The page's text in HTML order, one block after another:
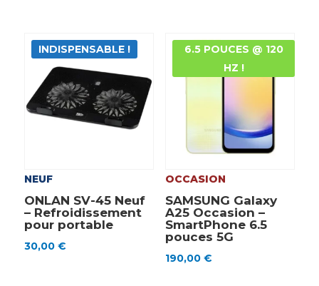
INDISPENSABLE !
NEUF
ONLAN SV-45 Neuf
– Refroidissement
pour portable
30,00 €
6.5 POUCES @ 120
HZ !
OCCASION
SAMSUNG Galaxy
A25 Occasion –
SmartPhone 6.5
pouces 5G
190,00 €